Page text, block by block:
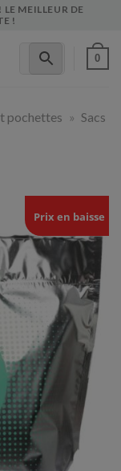
MEILLEUR DE
!
0
pochettes » Sacs
Prix en baisse